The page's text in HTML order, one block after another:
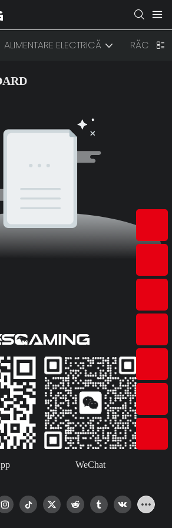
ALIMENTARE ELECTRICĂ RĂCIRE
WeChat